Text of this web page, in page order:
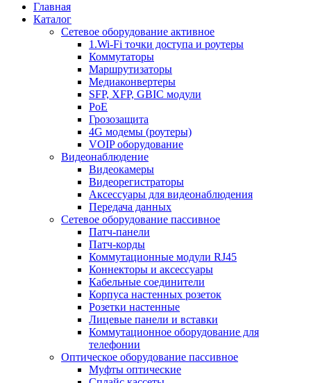
Главная
Каталог
Сетевое оборудование активное
1.Wi-Fi точки доступа и роутеры
Коммутаторы
Маршрутизаторы
Медиаконвертеры
SFP, XFP, GBIC модули
PoE
Грозозащита
4G модемы (роутеры)
VOIP оборудование
Видеонаблюдение
Видеокамеры
Видеорегистраторы
Аксессуары для видеонаблюдения
Передача данных
Сетевое оборудование пассивное
Патч-панели
Патч-корды
Коммутационные модули RJ45
Коннекторы и аксессуары
Кабельные соединители
Корпуса настенных розеток
Розетки настенные
Лицевые панели и вставки
Коммутационное оборудование для
телефонии
Оптическое оборудование пассивное
Муфты оптические